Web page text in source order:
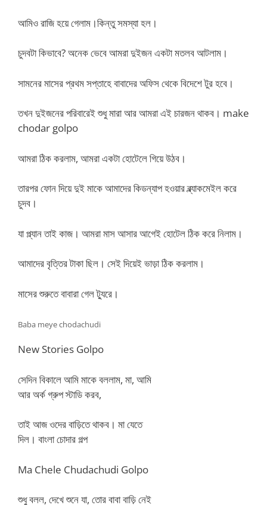
আমিও রাজি হয়ে গেলাম।কিন্তু সমস্যা হল।
চুদবটা কিভাবে? অনেক ভেবে আমরা দুইজন একটা মতলব আটলাম।
সামনের মাসের প্রথম সপ্তাহে বাবাদের অফিস থেকে বিদেশে টুর হবে।
তখন দুইজনের পরিবারেই শুধু মারা আর আমরা এই চারজন থাকব। make
chodar golpo
আমরা ঠিক করলাম, আমরা একটা হোটেলে গিয়ে উঠব।
তারপর ফোন দিয়ে দুই মাকে আমাদের কিডন্যাপ হওয়ার ব্ল্যাকমেইল করে
চুদব।
যা প্ল্যান তাই কাজ। আমরা মাস আসার আগেই হোটেল ঠিক করে নিলাম।
আমাদের বৃত্তির টাকা ছিল। সেই দিয়েই ভাড়া ঠিক করলাম।
মাসের শুরুতে বাবারা গেল ট্যুরে।
Baba meye chodachudi
New Stories Golpo
সেদিন বিকালে আমি মাকে বললাম, মা, আমি
আর অর্ক গ্রুপ স্টাডি করব,
তাই আজ ওদের বাড়িতে থাকব। মা যেতে
দিল। বাংলা চোদার গল্প
Ma Chele Chudachudi Golpo
শুধু বলল, দেখে শুনে যা, তোর বাবা বাড়ি নেই